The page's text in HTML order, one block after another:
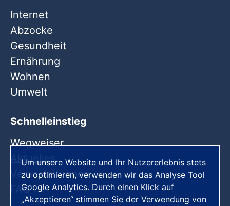
Internet
Abzocke
Gesundheit
Ernährung
Wohnen
Umwelt
Schnelleinstieg
Wegweiser
Aktuelles
Veranstaltungen
FAQ
Um unsere Website und Ihr Nutzererlebnis stets
zu optimieren, verwenden wir das Analyse Tool
Google Analytics. Durch einen Klick auf
„Akzeptieren“ stimmen Sie der Verwendung von